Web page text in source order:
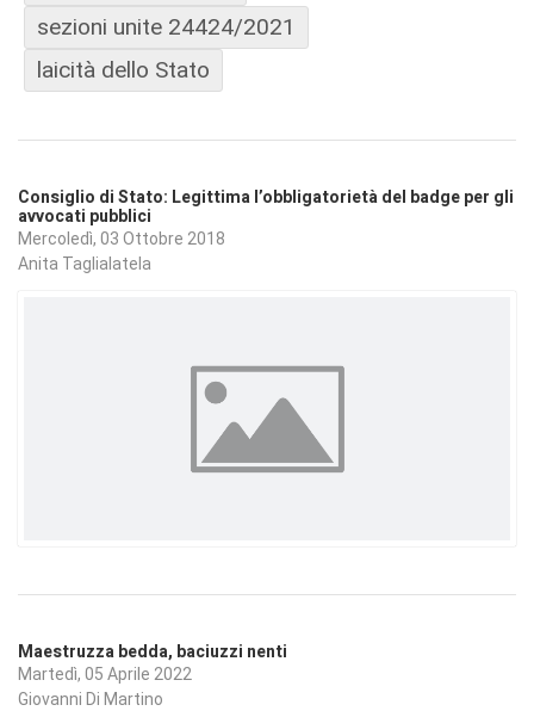
sezioni unite 24424/2021
laicità dello Stato
Consiglio di Stato: Legittima l’obbligatorietà del badge per gli
avvocati pubblici
Mercoledì, 03 Ottobre 2018
Anita Taglialatela
Maestruzza bedda, baciuzzi nenti
Martedì, 05 Aprile 2022
Giovanni Di Martino